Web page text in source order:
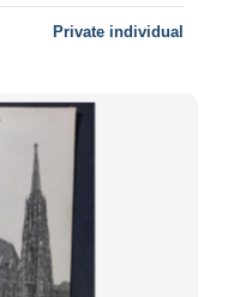
Private individual